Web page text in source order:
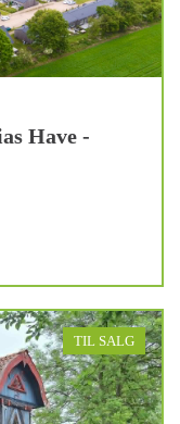
Have -
TIL SALG